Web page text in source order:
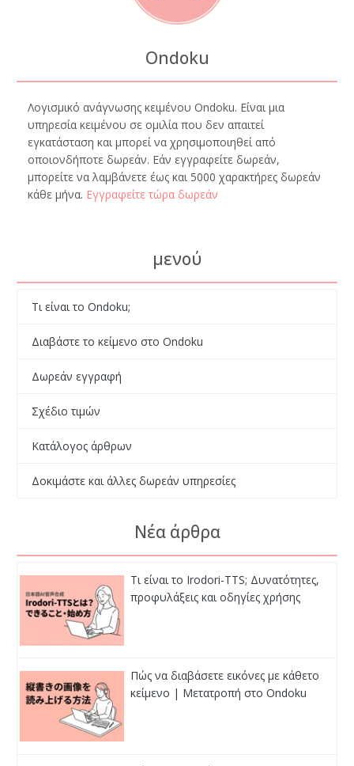
Ondoku
Λογισμικό ανάγνωσης κειμένου Ondoku. Είναι μια
υπηρεσία κειμένου σε ομιλία που δεν απαιτεί
εγκατάσταση και μπορεί να χρησιμοποιηθεί από
οποιονδήποτε δωρεάν. Εάν εγγραφείτε δωρεάν,
μπορείτε να λαμβάνετε έως και 5000 χαρακτήρες δωρεάν
κάθε μήνα. Εγγραφείτε τώρα δωρεάν
μενού
Τι είναι το Ondoku;
Διαβάστε το κείμενο στο Ondoku
Δωρεάν εγγραφή
Σχέδιο τιμών
Κατάλογος άρθρων
Δοκιμάστε και άλλες δωρεάν υπηρεσίες
Νέα άρθρα
Τι είναι το Irodori-TTS; Δυνατότητες,
προφυλάξεις και οδηγίες χρήσης
Πώς να διαβάσετε εικόνες με κάθετο
κείμενο | Μετατροπή στο Ondoku